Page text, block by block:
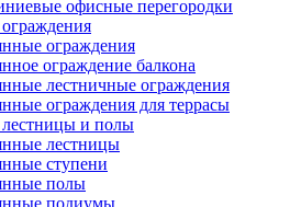
офисные перегородки
ограждения
ограждение балкона
лестничные ограждения
ограждения для террасы
и полы
лестницы
ступени
полы
подиумы